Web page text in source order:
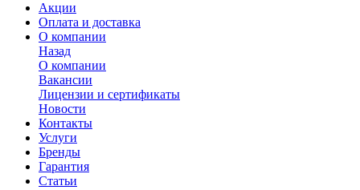
Акции
Оплата и доставка
О компании
Назад
О компании
Вакансии
Лицензии и сертификаты
Новости
Контакты
Услуги
Бренды
Гарантия
Статьи